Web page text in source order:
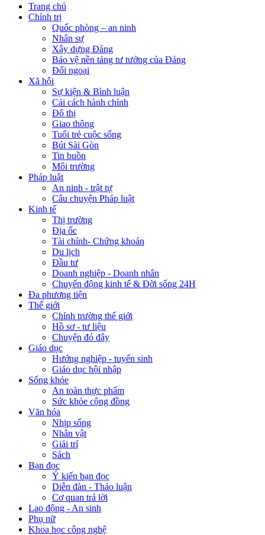
Trang chủ
Chính trị
Quốc phòng – an ninh
Nhân sự
Xây dựng Đảng
Bảo vệ nền tảng tư tưởng của Đảng
Đối ngoại
Xã hội
Sự kiện & Bình luận
Cải cách hành chính
Đô thị
Giao thông
Tuổi trẻ cuộc sống
Bút Sài Gòn
Tin buồn
Môi trường
Pháp luật
An ninh - trật tự
Câu chuyện Pháp luật
Kinh tế
Thị trường
Địa ốc
Tài chính- Chứng khoán
Du lịch
Đầu tư
Doanh nghiệp - Doanh nhân
Chuyển động kinh tế & Đời sống 24H
Đa phương tiện
Thế giới
Chính trường thế giới
Hồ sơ - tư liệu
Chuyện đó đây
Giáo dục
Hướng nghiệp - tuyển sinh
Giáo dục hội nhập
Sống khỏe
An toàn thực phẩm
Sức khỏe cộng đồng
Văn hóa
Nhịp sống
Nhân vật
Giải trí
Sách
Bạn đọc
Ý kiến bạn đọc
Diễn đàn - Thảo luận
Cơ quan trả lời
Lao động - An sinh
Phụ nữ
Khoa học công nghệ